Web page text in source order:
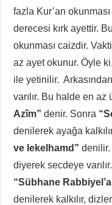
fazla Kur’an
derecesi kırk ayettir.
okunması caizdir.
az ayet okunur. Öyle
ile yetinilir. Arkasından
varılır. Bu halde en az
Azîm” denir. Sonra
denilerek ayağa
ve lekelhamd”
diyerek secdeye
“Sübhane
denilerek kalkılır,